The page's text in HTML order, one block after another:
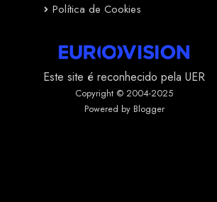
Política de Cookies
Este site é reconhecido pela UER
Copyright © 2004-2025
Powered by Blogger